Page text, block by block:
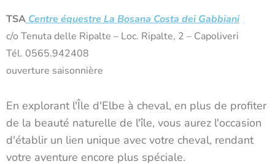
TSA Centre équestre La Bosana Costa dei Gabbiani
c/o Tenuta delle Ripalte – Loc. Ripalte, 2 – Capoliveri
Tél. 0565.942408
ouverture saisonnière
En explorant l'Île d'Elbe à cheval, en plus de profiter
de la beauté naturelle de l'île, vous aurez l'occasion
d'établir un lien unique avec votre cheval, rendant
votre aventure encore plus spéciale.